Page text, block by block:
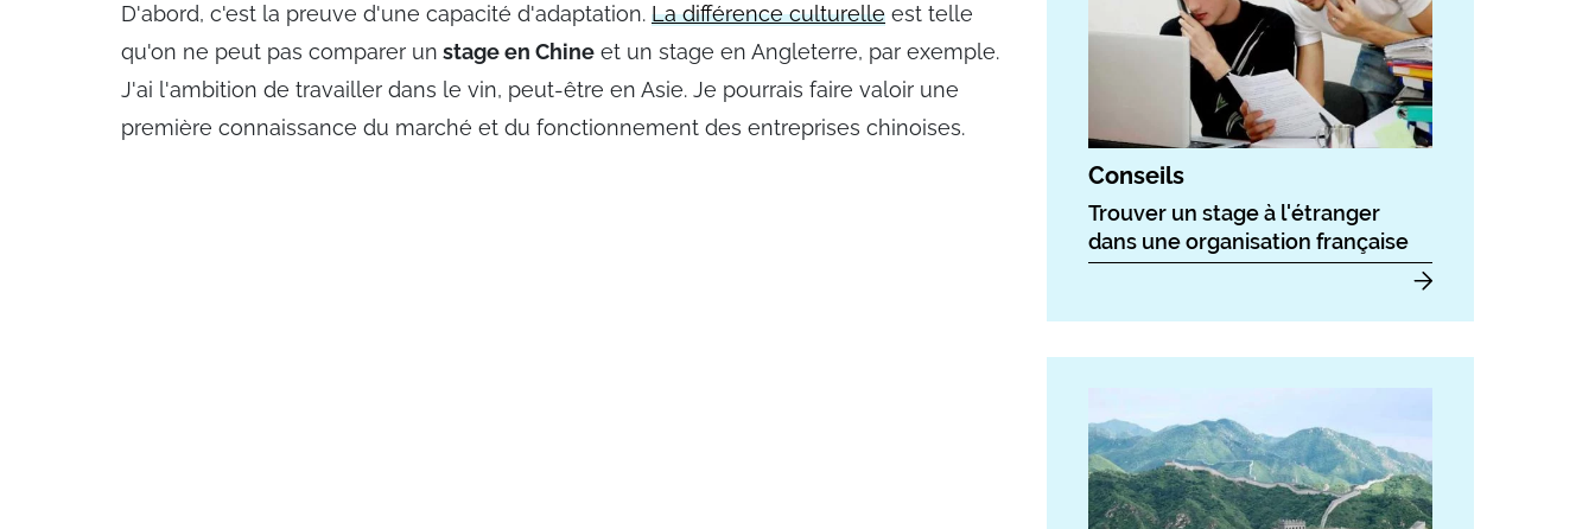
D'abord, c'est la preuve d'une capacité d'adaptation. La différence culturelle est telle
qu'on ne peut pas comparer un stage en Chine et un stage en Angleterre, par exemple.
J'ai l'ambition de travailler dans le vin, peut-être en Asie. Je pourrais faire valoir une
première connaissance du marché et du fonctionnement des entreprises chinoises.
Conseils
Trouver un stage à l'étranger
dans une organisation française